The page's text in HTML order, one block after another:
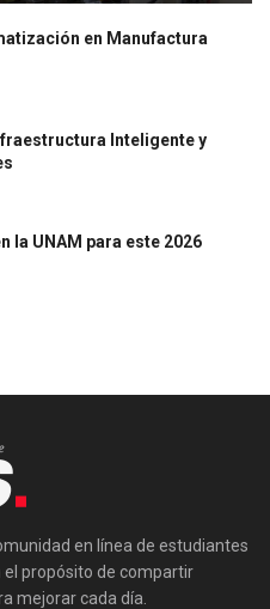
en Manufactura
Inteligente y
la UNAM para este 2026
en línea de estudiantes
el propósito de compartir
mejorar cada día.